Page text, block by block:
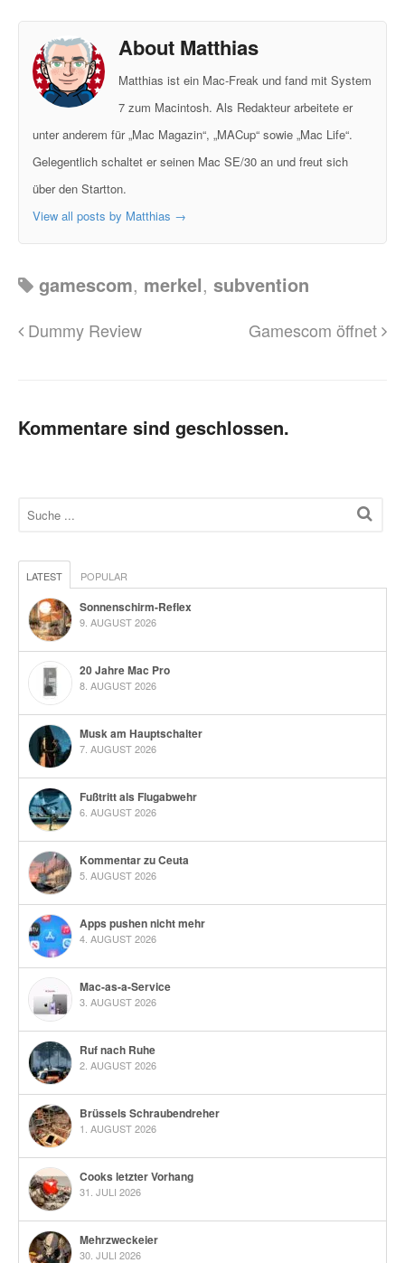
About Matthias
Matthias ist ein Mac-Freak und fand mit System
7 zum Macintosh. Als Redakteur arbeitete er
unter anderem für „Mac Magazin“, „MACup“ sowie „Mac Life“.
Gelegentlich schaltet er seinen Mac SE/30 an und freut sich
über den Startton.
View all posts by Matthias →
gamescom, merkel, subvention
Dummy Review Gamescom öffnet
Kommentare sind geschlossen.
LATEST POPULAR
Sonnenschirm-Reflex
9. AUGUST 2026
20 Jahre Mac Pro
8. AUGUST 2026
Musk am Hauptschalter
7. AUGUST 2026
Fußtritt als Flugabwehr
6. AUGUST 2026
Kommentar zu Ceuta
5. AUGUST 2026
Apps pushen nicht mehr
4. AUGUST 2026
Mac-as-a-Service
3. AUGUST 2026
Ruf nach Ruhe
2. AUGUST 2026
Brüssels Schraubendreher
1. AUGUST 2026
Cooks letzter Vorhang
31. JULI 2026
Mehrzweckeier
30. JULI 2026